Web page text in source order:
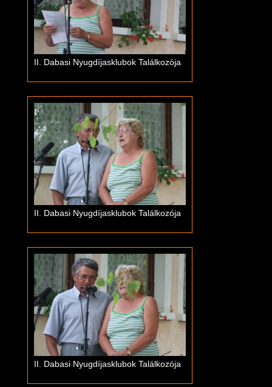
II. Dabasi Nyugdíjasklubok Találkozója
II. Dabasi Nyugdíjasklubok Találkozója
II. Dabasi Nyugdíjasklubok Találkozója